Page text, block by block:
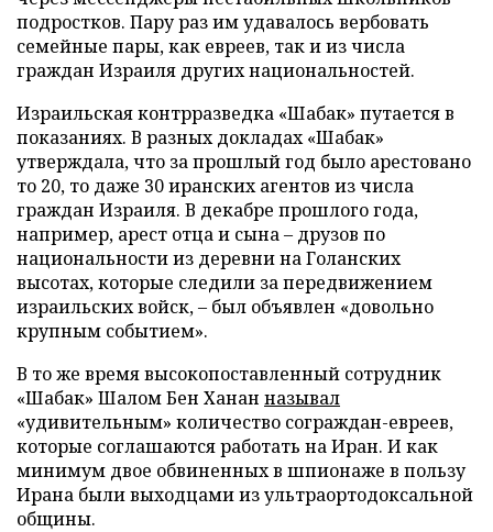
подростков. Пару раз им удавалось вербовать
семейные пары, как евреев, так и из числа
граждан Израиля других национальностей.
Израильская контрразведка «Шабак» путается в
показаниях. В разных докладах «Шабак»
утверждала, что за прошлый год было арестовано
то 20, то даже 30 иранских агентов из числа
граждан Израиля. В декабре прошлого года,
например, арест отца и сына – друзов по
национальности из деревни на Голанских
высотах, которые следили за передвижением
израильских войск, – был объявлен «довольно
крупным событием».
В то же время высокопоставленный сотрудник
«Шабак» Шалом Бен Ханан называл
«удивительным» количество сограждан-евреев,
которые соглашаются работать на Иран. И как
минимум двое обвиненных в шпионаже в пользу
Ирана были выходцами из ультраортодоксальной
общины.